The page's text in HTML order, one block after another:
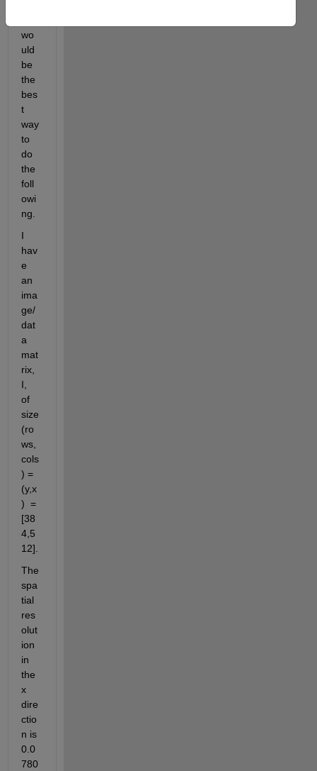
wo
uld
be
the
bes
t
way
to
do
the
foll
owi
ng.
I
hav
e
an
ima
ge/
dat
a
mat
rix,
I,
of
size
(ro
ws,
cols
) =
(y,x
)  =
[38
4,5
The
spa
tial
res
olut
ion
in
the
x
dire
ctio
n is
0.0
780